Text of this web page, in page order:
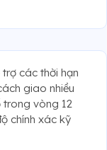
các thời hạn
giao nhiều
trong vòng 12
chính xác kỹ